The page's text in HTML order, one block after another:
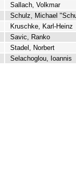
Sallach, Volkmar
Schulz, Michael
Kruschke, Karl-Heinz
Savic, Ranko
Stadel, Norbert
Selachoglou, Ioannis